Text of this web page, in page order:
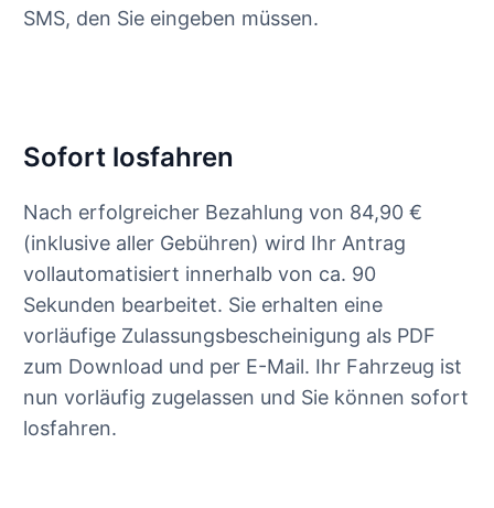
SMS, den Sie eingeben müssen.
Sofort losfahren
Nach erfolgreicher Bezahlung von 84,90 €
(inklusive aller Gebühren) wird Ihr Antrag
vollautomatisiert innerhalb von ca. 90
Sekunden bearbeitet. Sie erhalten eine
vorläufige Zulassungsbescheinigung als PDF
zum Download und per E-Mail. Ihr Fahrzeug ist
nun vorläufig zugelassen und Sie können sofort
losfahren.